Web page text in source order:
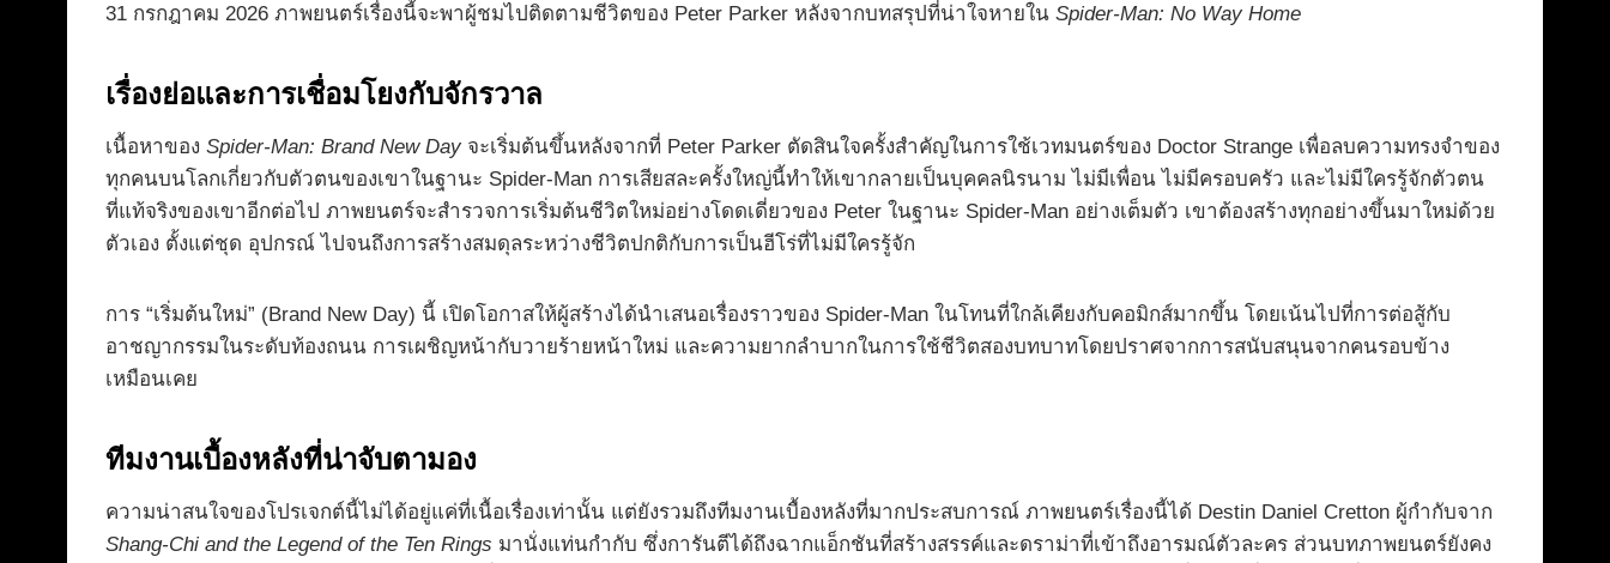
31 กรกฎาคม 2026 ภาพยนตร์เรื่องนี้จะพาผู้ชมไปติดตามชีวิตของ Peter Parker หลังจากบทสรุปที่น่าใจหายใน Spider-Man: No Way Home
เรื่องย่อและการเชื่อมโยงกับจักรวาล
เนื้อหาของ Spider-Man: Brand New Day จะเริ่มต้นขึ้นหลังจากที่ Peter Parker ตัดสินใจครั้งสำคัญในการใช้เวทมนตร์ของ Doctor Strange เพื่อลบความทรงจำของ
ทุกคนบนโลกเกี่ยวกับตัวตนของเขาในฐานะ Spider-Man การเสียสละครั้งใหญ่นี้ทำให้เขากลายเป็นบุคคลนิรนาม ไม่มีเพื่อน ไม่มีครอบครัว และไม่มีใครรู้จักตัวตน
ที่แท้จริงของเขาอีกต่อไป ภาพยนตร์จะสำรวจการเริ่มต้นชีวิตใหม่อย่างโดดเดี่ยวของ Peter ในฐานะ Spider-Man อย่างเต็มตัว เขาต้องสร้างทุกอย่างขึ้นมาใหม่ด้วย
ตัวเอง ตั้งแต่ชุด อุปกรณ์ ไปจนถึงการสร้างสมดุลระหว่างชีวิตปกติกับการเป็นฮีโร่ที่ไม่มีใครรู้จัก
การ “เริ่มต้นใหม่” (Brand New Day) นี้ เปิดโอกาสให้ผู้สร้างได้นำเสนอเรื่องราวของ Spider-Man ในโทนที่ใกล้เคียงกับคอมิกส์มากขึ้น โดยเน้นไปที่การต่อสู้กับ
อาชญากรรมในระดับท้องถนน การเผชิญหน้ากับวายร้ายหน้าใหม่ และความยากลำบากในการใช้ชีวิตสองบทบาทโดยปราศจากการสนับสนุนจากคนรอบข้าง
เหมือนเคย
ทีมงานเบื้องหลังที่น่าจับตามอง
ความน่าสนใจของโปรเจกต์นี้ไม่ได้อยู่แค่ที่เนื้อเรื่องเท่านั้น แต่ยังรวมถึงทีมงานเบื้องหลังที่มากประสบการณ์ ภาพยนตร์เรื่องนี้ได้ Destin Daniel Cretton ผู้กำกับจาก
Shang-Chi and the Legend of the Ten Rings มานั่งแท่นกำกับ ซึ่งการันตีได้ถึงฉากแอ็กชันที่สร้างสรรค์และดราม่าที่เข้าถึงอารมณ์ตัวละคร ส่วนบทภาพยนตร์ยังคง